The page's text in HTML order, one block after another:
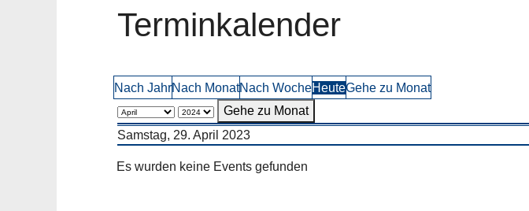
Terminkalender
Nach JahrNach MonatNach WocheHeuteGehe zu Monat
Gehe zu Monat
Samstag, 29. April 2023
Es wurden keine Events gefunden